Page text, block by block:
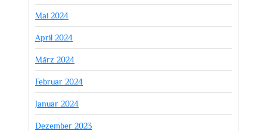
Mai 2024
April 2024
März 2024
Februar 2024
Januar 2024
Dezember 2023